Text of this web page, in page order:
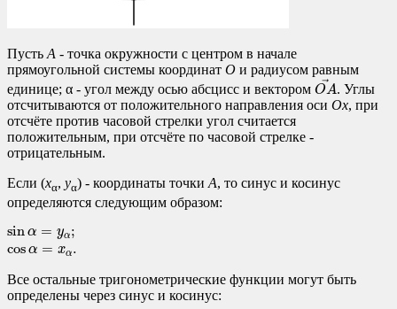
Пусть A - точка окружности с центром в начале
прямоугольной системы координат O и радиусом равным
единице; α - угол между осью абсцисс и вектором
→
OA
OA→
. Углы
отсчитываются от положительного направления оси Ox, при
отсчёте против часовой стрелки угол считается
положительным, при отсчёте по часовой стрелке -
отрицательным.
Если (xα, yα) - координаты точки A, то синус и косинус
определяются следующим образом:
sinα = yα;
cosα = xα.
Все остальные тригонометрические функции могут быть
определены через синус и косинус: